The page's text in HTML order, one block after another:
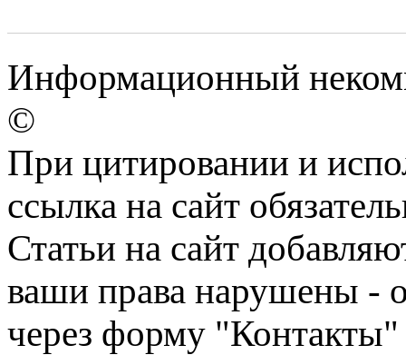
Информационный
©
При цитировании и
ссылка на сайт
Статьи на сайт
ваши права нарушены -
через форму "Контакты"